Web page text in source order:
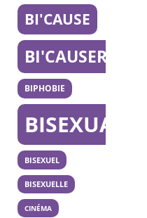
BI'CAUSE
BI'CAUSERIE
BIPHOBIE
BISEXUALITÉ
BISEXUEL
BISEXUELLE
CINÉMA